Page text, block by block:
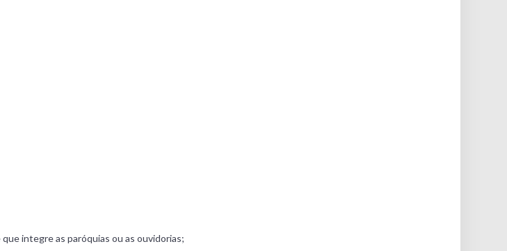
integre as paróquias ou as ouvidorias;